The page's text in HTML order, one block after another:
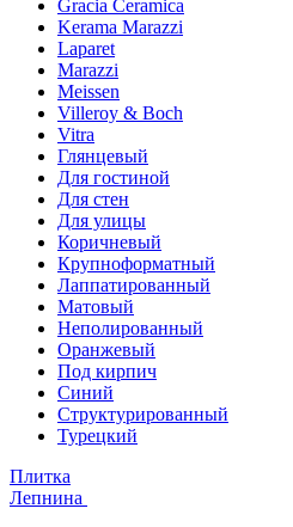
Gracia Ceramica
Kerama Marazzi
Laparet
Marazzi
Meissen
Villeroy & Boch
Vitra
Глянцевый
Для гостиной
Для стен
Для улицы
Коричневый
Крупноформатный
Лаппатированный
Матовый
Неполированный
Оранжевый
Под кирпич
Синий
Структурированный
Турецкий
Плитка
Лепнина